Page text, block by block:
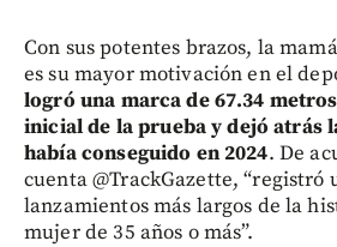
Con sus potentes brazos, la
es su mayor motivación en el
logró una marca de 67.34
inicial de la prueba y dejó atrás
había conseguido en 2024. De
cuenta @TrackGazette, “registró
lanzamientos más largos de la
mujer de 35 años o más”.